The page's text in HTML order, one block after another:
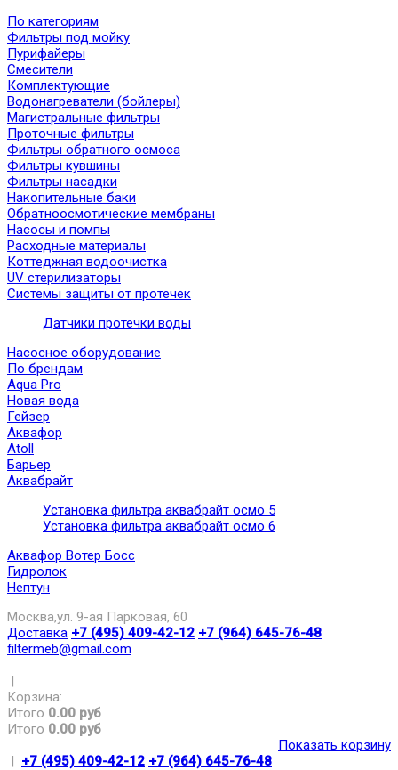
По категориям
Фильтры под мойку
Пурифайеры
Смесители
Комплектующие
Водонагреватели (бойлеры)
Магистральные фильтры
Проточные фильтры
Фильтры обратного осмоса
Фильтры кувшины
Фильтры насадки
Накопительные баки
Обратноосмотические мембраны
Насосы и помпы
Расходные материалы
Коттеджная водоочистка
UV стерилизаторы
Системы защиты от протечек
Датчики протечки воды
Насосное оборудование
По брендам
Aqua Pro
Новая вода
Гейзер
Аквафор
Atoll
Барьер
Аквабрайт
Установка фильтра аквабрайт осмо 5
Установка фильтра аквабрайт осмо 6
Аквафор Вотер Босс
Гидролок
Нептун
Москва,ул. 9-ая Парковая, 60
Доставка +7 (495) 409-42-12 +7 (964) 645-76-48
filtermeb@gmail.com
|
Корзина:
Итого 0.00 руб
Итого 0.00 руб
Показать корзину
| +7 (495) 409-42-12 +7 (964) 645-76-48